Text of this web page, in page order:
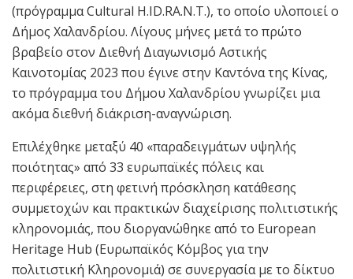
(πρόγραμμα Cultural H.ID.RA.N.T.), το οποίο υλοποιεί ο
Δήμος Χαλανδρίου. Λίγους μήνες μετά το πρώτο
βραβείο στον Διεθνή Διαγωνισμό Αστικής
Καινοτομίας 2023 που έγινε στην Καντόνα της Κίνας,
το πρόγραμμα του Δήμου Χαλανδρίου γνωρίζει μια
ακόμα διεθνή διάκριση-αναγνώριση.
Επιλέχθηκε μεταξύ 40 «παραδειγμάτων υψηλής
ποιότητας» από 33 ευρωπαϊκές πόλεις και
περιφέρειες, στη φετινή πρόσκληση κατάθεσης
συμμετοχών και πρακτικών διαχείρισης πολιτιστικής
κληρονομιάς, που διοργανώθηκε από το European
Heritage Hub (Ευρωπαϊκός Κόμβος για την
πολιτιστική Κληρονομιά) σε συνεργασία με το δίκτυο